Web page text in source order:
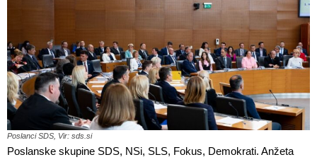
Poslanci SDS, Vir: sds.si
Poslanske skupine SDS, NSi, SLS, Fokus, Demokrati. Anžeta